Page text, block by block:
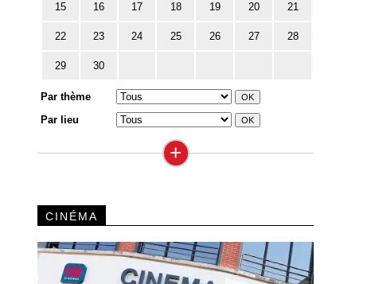
15 16 17 18 19 20 21
22 23 24 25 26 27 28
29 30
Par thème
Par lieu
+
CINÉMA